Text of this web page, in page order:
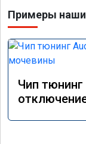
Примеры
Чип тюнинг